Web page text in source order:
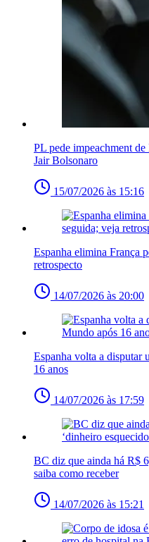
PL pede impeachment
Jair Bolsonaro
15/07/2026 às 15:16
Espanha elimina França
retrospecto
14/07/2026 às 20:00
Espanha volta a disputar
16 anos
14/07/2026 às 17:59
BC diz que ainda há R$
saiba como receber
14/07/2026 às 15:21